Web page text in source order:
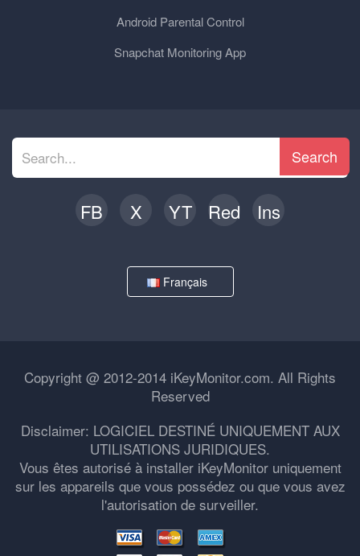
Android Parental Control
Snapchat Monitoring App
Search
FB X YT Red Ins
Français
Copyright @ 2012-2014 iKeyMonitor.com. All Rights
Reserved
Disclaimer: LOGICIEL DESTINÉ UNIQUEMENT AUX
UTILISATIONS JURIDIQUES.
Vous êtes autorisé à installer iKeyMonitor uniquement
sur les appareils que vous possédez ou que vous avez
l'autorisation de surveiller.